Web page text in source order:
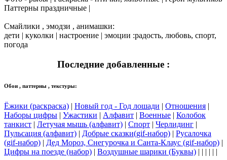
Паттерны праздничные |
Смайлики , эмодзи , анимашки:
дети | куколки | настроение | эмоции :радость, любовь, спорт,
погода
Последние добавленные :
Обои , паттерны , текстуры:
Ёжики (раскраска) | Новый год - Год лошади | Отношения |
Наборы цифры | Ужастики | Алфавит | Военные | Колобок
танкист | Летучая мышь (алфавит) | Спорт | Черлидинг |
Пульсация (алфавит) | Добрые сказки(gif-набор) | Русалочка
(gif-набор) | Дед Мороз, Снегурочка и Санта-Клаус (gif-набор) |
Цифры на поезде (набор) | Воздушные шарики (Буквы) | | | | | |